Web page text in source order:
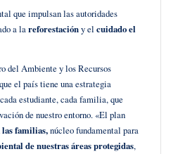
que impulsan las autoridades
a lareforestacióny el cuidado el
del Ambiente y los Recursos
el país tiene una estrategia
estudiante, cada familia, que
de nuestro entorno. «El plan
las familias,núcleo fundamental para
de nuestras áreas protegidas,